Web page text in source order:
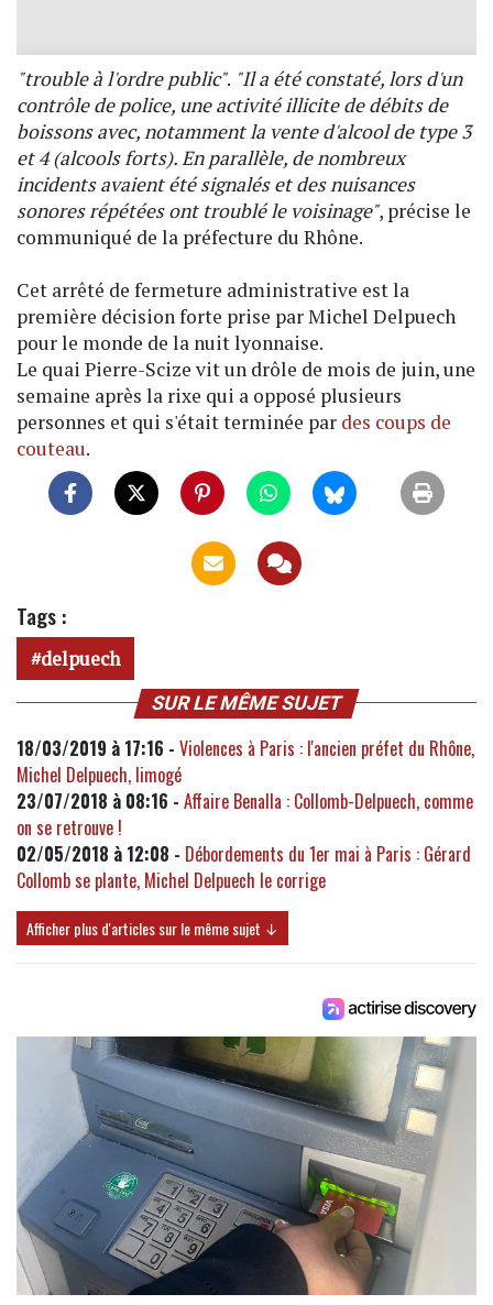
"trouble à l'ordre public". "Il a été constaté, lors d'un
contrôle de police, une activité illicite de débits de
boissons avec, notamment la vente d'alcool de type 3
et 4 (alcools forts). En parallèle, de nombreux
incidents avaient été signalés et des nuisances
sonores répétées ont troublé le voisinage", précise le
communiqué de la préfecture du Rhône.
Cet arrêté de fermeture administrative est la
première décision forte prise par Michel Delpuech
pour le monde de la nuit lyonnaise.
Le quai Pierre-Scize vit un drôle de mois de juin, une
semaine après la rixe qui a opposé plusieurs
personnes et qui s'était terminée par des coups de
couteau.
Tags :
delpuech
SUR LE MÊME SUJET
18/03/2019 à 17:16 - Violences à Paris : l'ancien préfet du Rhône,
Michel Delpuech, limogé
23/07/2018 à 08:16 - Affaire Benalla : Collomb-Delpuech, comme
on se retrouve !
02/05/2018 à 12:08 - Débordements du 1er mai à Paris : Gérard
Collomb se plante, Michel Delpuech le corrige
Afficher plus d'articles sur le même sujet ↓